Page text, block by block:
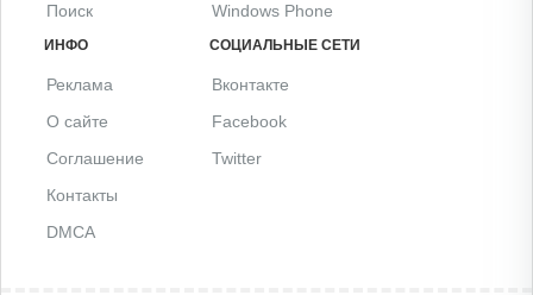
Поиск
Windows Phone
ИНФО
Реклама
О сайте
Соглашение
Контакты
DMCA
СОЦИАЛЬНЫЕ СЕТИ
Вконтакте
Facebook
Twitter